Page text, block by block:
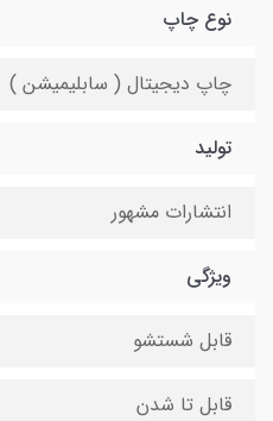
نوع چاپ
چاپ دیجیتال ( سابلیمیشن )
تولید
انتشارات مشهور
ویژگی
قابل شستشو
قابل تا شدن